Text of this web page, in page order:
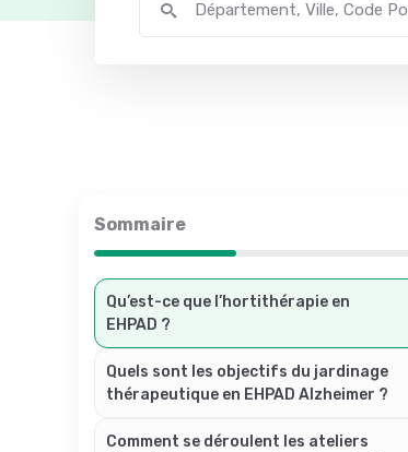
Sommaire
Qu’est-ce que l’hortithérapie en
EHPAD ?
Quels sont les objectifs du jardinage
thérapeutique en EHPAD Alzheimer ?
Comment se déroulent les ateliers